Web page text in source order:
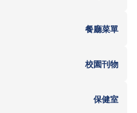
餐廳菜單
校園刊物
保健室